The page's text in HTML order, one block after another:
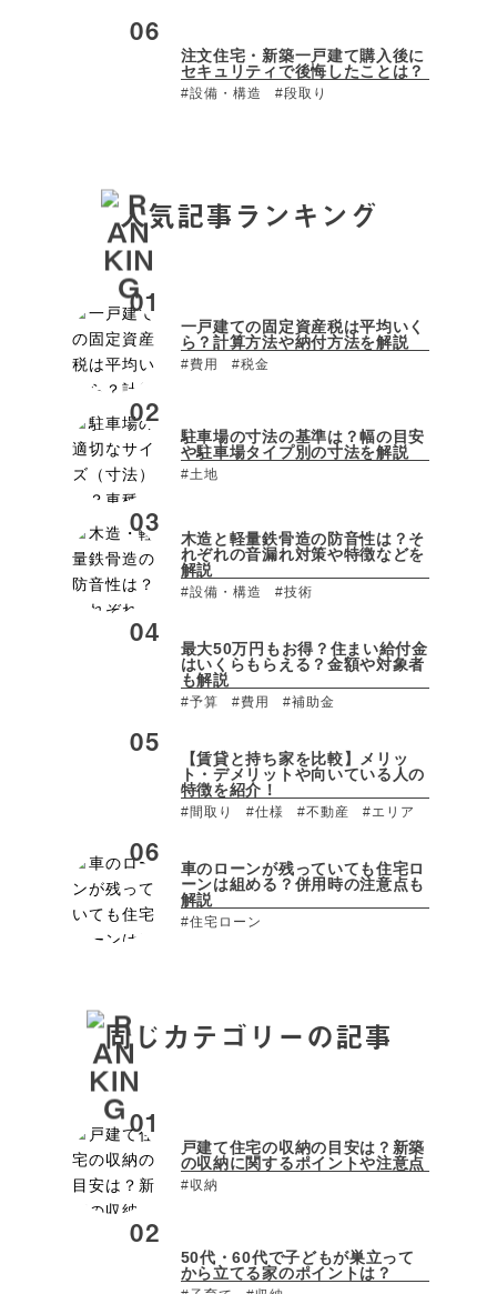
注文住宅・新築一戸建て購入後に
セキュリティで後悔したことは？
#設備・構造 #段取り
人気記事ランキング
一戸建ての固定資産税は平均いく
ら？計算方法や納付方法を解説
#費用 #税金
駐車場の寸法の基準は？幅の目安
や駐車場タイプ別の寸法を解説
#土地
木造と軽量鉄骨造の防音性は？そ
れぞれの音漏れ対策や特徴などを
解説
#設備・構造 #技術
最大50万円もお得？住まい給付金
はいくらもらえる？金額や対象者
も解説
#予算 #費用 #補助金
【賃貸と持ち家を比較】メリッ
ト・デメリットや向いている人の
特徴を紹介！
#間取り #仕様 #不動産 #エリア
車のローンが残っていても住宅ロ
ーンは組める？併用時の注意点も
解説
#住宅ローン
同じカテゴリーの記事
戸建て住宅の収納の目安は？新築
の収納に関するポイントや注意点
#収納
50代・60代で子どもが巣立って
から立てる家のポイントは？